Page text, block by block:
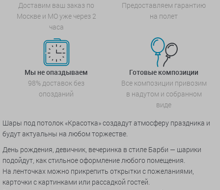
Доставим ваш заказ по
Москве и МО уже через 2
часа
Предоставляем гарантию
на полет
Мы не опаздываем
98% доставок без
опозданий
Готовые композиции
Все композиции привозим
в надутом и собранном
виде
Шары под потолок «Красотка» создадут атмосферу праздника и
будут актуальны на любом торжестве.
День рождения, девичник, вечеринка в стиле Барби — шарики
подойдут, как стильное оформление любого помещения.
На ленточках можно прикрепить открытки с пожеланиями,
карточки с картинками или рассадкой гостей.